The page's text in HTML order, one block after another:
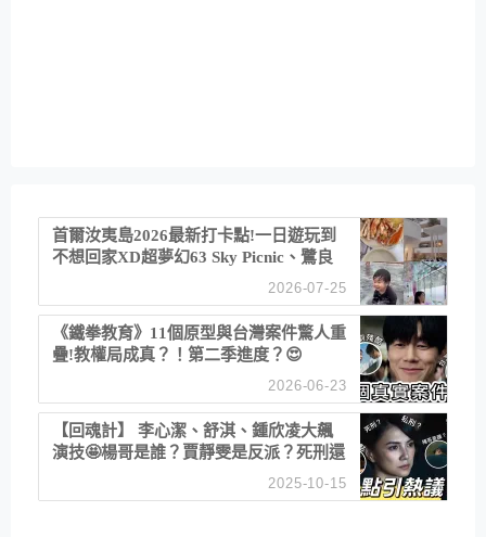
首爾汝夷島2026最新打卡點!一日遊玩到
不想回家XD超夢幻63 Sky Picnic、鷺良
津帝王蟹大餐、《淚之女王》拍攝地、漢
江公園免費玩水
2026-07-25
《鐵拳教育》11個原型與台灣案件驚人重
疊!教權局成真？！第二季進度？😍
2026-06-23
【回魂計】 李心潔、舒淇、鍾欣凌大飆
演技🤩楊哥是誰？賈靜雯是反派？死刑還
2025-10-15